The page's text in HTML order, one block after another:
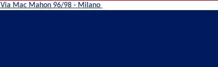
Via Mac Mahon 96/98 - Milano